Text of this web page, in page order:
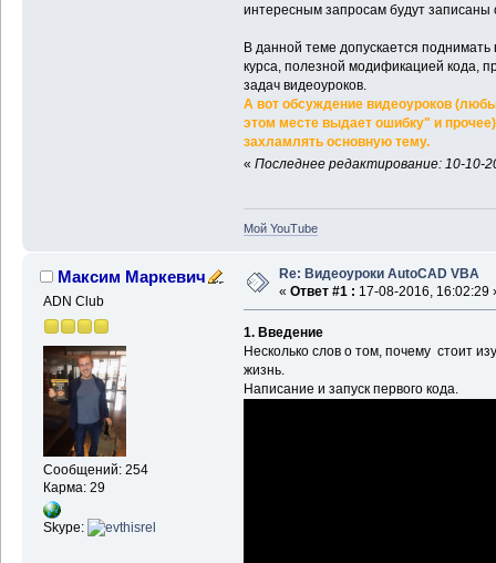
интересным запросам будут записаны
В данной теме допускается
курса, полезной модификацией кода,
задач видеоуроков.
А вот обсуждение видеоуроков
этом месте выдает ошибку" и
захламлять основную тему.
« Последнее редактирование: 10-10-
Мой YouTube
Максим Маркевич
ADN Club
Сообщений: 254
Карма: 29
Skype:
Re: Видеоуроки AutoCAD VBA
« Ответ #1 : 17-08-2016, 16:02:29
1. Введение
Несколько слов о том, почему стоит
жизнь.
Написание и запуск первого кода.